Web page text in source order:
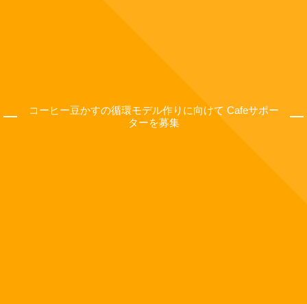
コーヒー豆かすの循環モデル作りに向けて Cafeサポー
ターを募集